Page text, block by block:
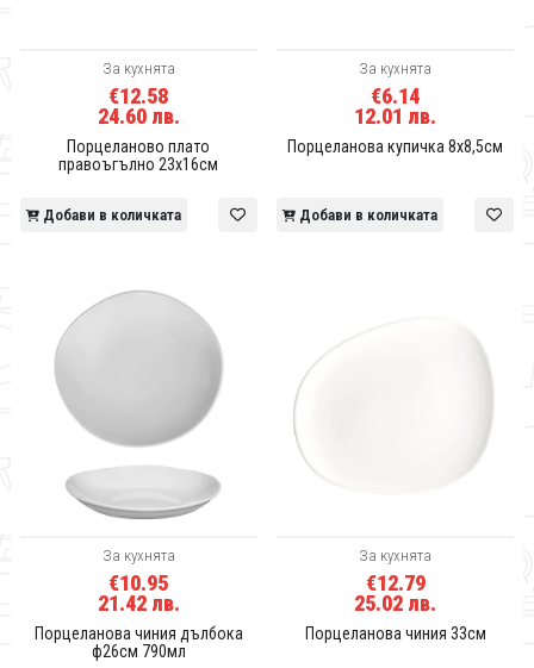
За кухнята
€12.58
24.60 лв.
Порцеланово плато
правоъгълно 23x16см
Добави в количката
За кухнята
€6.14
12.01 лв.
Порцеланова купичка 8x8,5см
Добави в количката
За кухнята
€10.95
21.42 лв.
Порцеланова чиния дълбока
ф26см 790мл
За кухнята
€12.79
25.02 лв.
Порцеланова чиния 33см